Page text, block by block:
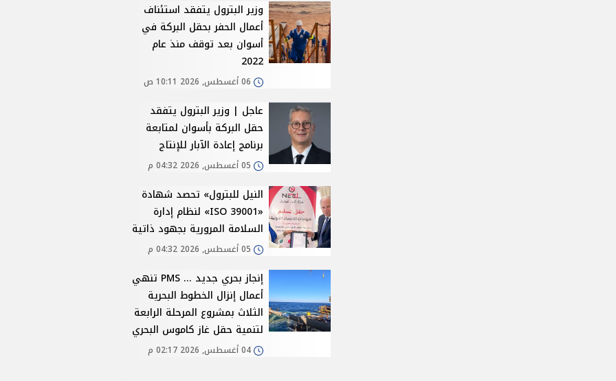
وزير البترول يتفقد استئناف
أعمال الحفر بحقل البركة في
أسوان بعد توقف منذ عام
2022
06 أغسطس, 2026 10:11 ص
عاجل | وزير البترول يتفقد
حقل البركة بأسوان لمتابعة
برنامج إعادة الآبار للإنتاج
05 أغسطس, 2026 04:32 م
النيل للبترول» تحصد شهادة
«ISO 39001» لنظام إدارة
السلامة المرورية بجهود ذاتية
05 أغسطس, 2026 04:32 م
إنجاز بحري جديد ... PMS تنهي
أعمال إنزال الخطوط البحرية
الثلاث بمشروع المرحلة الرابعة
لتنمية حقل غاز كاموس البحري
04 أغسطس, 2026 02:17 م